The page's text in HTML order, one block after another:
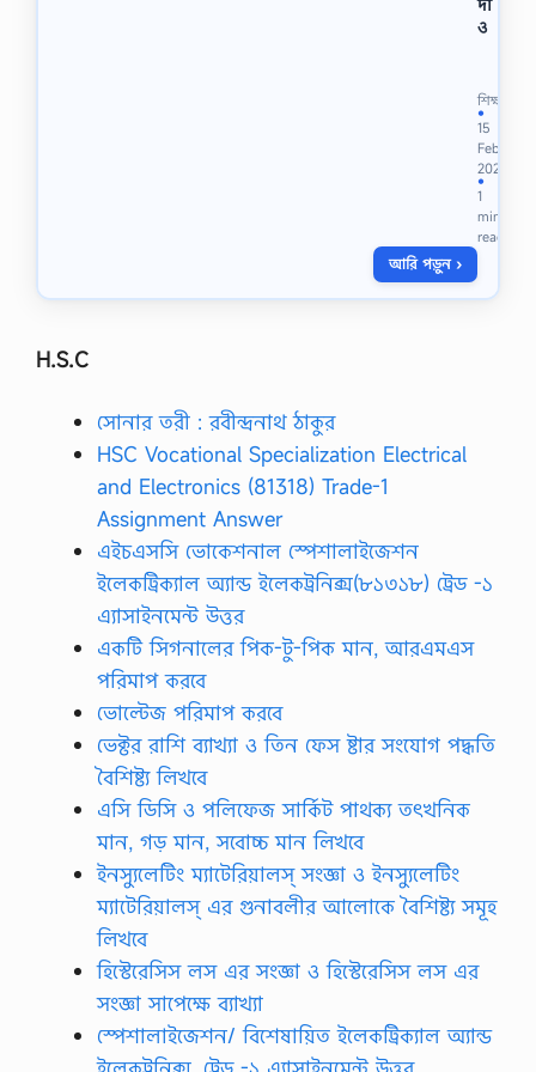
ও
আ
ন্দো
ল
নে
র
ঘ
ট
না
ষা
না
ও
র্জা
শিক্ষা
●
15
Feb
2021
●
1
min
read
আরি পড়ুন ›
H.S.C
সোনার তরী : রবীন্দ্রনাথ ঠাকুর
HSC Vocational Specialization Electrical
and Electronics (81318) Trade-1
Assignment Answer
এইচএসসি ভোকেশনাল স্পেশালাইজেশন
ইলেকট্রিক্যাল অ্যান্ড ইলেকট্রনিক্স(৮১৩১৮) ট্রেড -১
এ্যাসাইনমেন্ট উত্তর
একটি সিগনালের পিক-টু-পিক মান, আরএমএস
পরিমাপ করবে
ভোল্টেজ পরিমাপ করবে
ভেক্টর রাশি ব্যাখ্যা ও তিন ফেস ষ্টার সংযোগ পদ্ধতি
বৈশিষ্ট্য লিখবে
এসি ডিসি ও পলিফেজ সার্কিট পাথক্য তৎখনিক
মান, গড় মান, সবোচ্চ মান লিখবে
ইনস্যুলেটিং ম্যাটেরিয়ালস্ সংজ্ঞা ও ইনস্যুলেটিং
ম্যাটেরিয়ালস্ এর গুনাবলীর আলোকে বৈশিষ্ট্য সমূহ
লিখবে
হিস্টেরেসিস লস এর সংজ্ঞা ও হিস্টেরেসিস লস এর
সংজ্ঞা সাপেক্ষে ব্যাখ্যা
স্পেশালাইজেশন/ বিশেষায়িত ইলেকট্রিক্যাল অ্যান্ড